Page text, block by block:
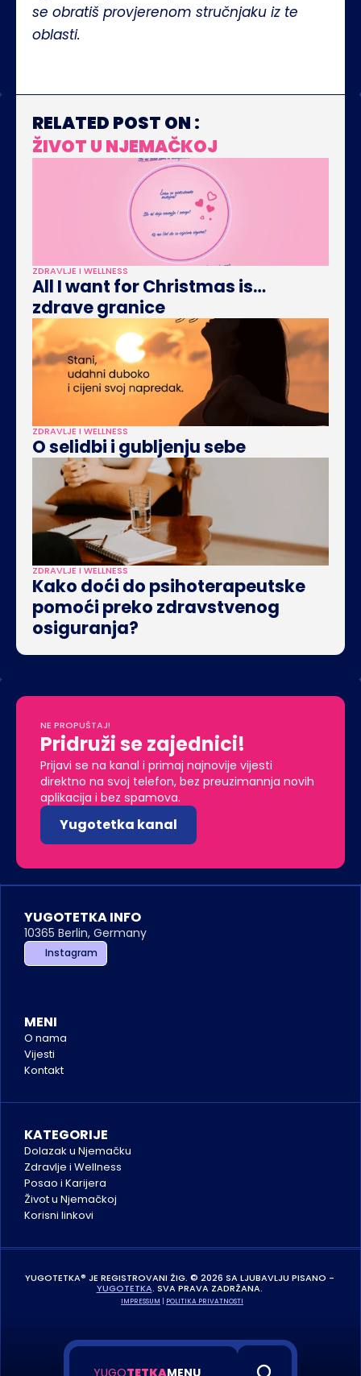
se obratiš provjerenom stručnjaku iz te
oblasti.
RELATED POST ON :
ŽIVOT U NJEMAČKOJ
ZDRAVLJE I WELLNESS
All I want for Christmas is…
zdrave granice
ZDRAVLJE I WELLNESS
O selidbi i gubljenju sebe
ZDRAVLJE I WELLNESS
Kako doći do psihoterapeutske
pomoći preko zdravstvenog
osiguranja?
NE PROPUŠTAJ!
Pridruži se zajednici!
Prijavi se na kanal i primaj najnovije vijesti
direktno na svoj telefon, bez preuzimannja novih
aplikacija i bez spamova.
Yugotetka kanal
YUGOTETKA INFO
10365 Berlin, Germany
Instagram
MENI
O nama
Vijesti
Kontakt
KATEGORIJE
Dolazak u Njemačku
Zdravlje i Wellness
Posao i Karijera
Život u Njemačkoj
Korisni linkovi
YUGOTETKA. SVA PRAVA ZADRŽANA.
IMPRESSUM POLITIKA PRIVATNOSTI
YUGOTETKAMENU